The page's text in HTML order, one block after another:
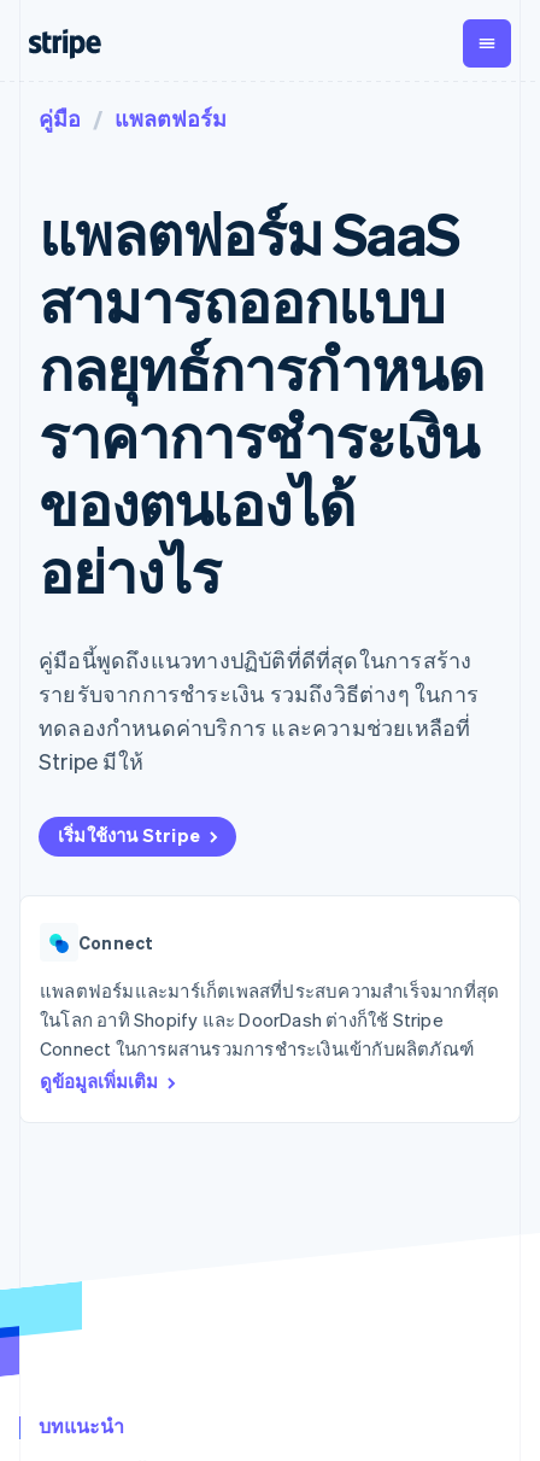
การชำระเงิน
ออนไลน์
Payment links
การชำระเงิน
แบบไม่ต้อง
UI การชำระ
เงินสำเร็จรูป
Elements
องค์ประกอบ UI
ที่ยืดหยุ่น
เงิน
เข้าถึงได้
มากกว่า 125
รายการ
Authorization
Boost
ชำระเงิน
Link
การชำระเงินที่
รวดเร็วขึ้น
รายรับ
รายรับตาม
แบบแผนล่วง
หน้า
Metronome
การเรียกเก็บ
เงินตามการ
ตามรอบบิล
การจัดการ
การชำระเงิน
ตามรอบบิล
Invoicing
ครั้งเดียวหรือ
ตามแบบแผน
ล่วงหน้า
Tax
คิดภาษีการ
อัตโนมัติ
Revenue
อัตโนมัติ
สำหรับการ
ทำบัญชี
Stripe
Sigma
รายงานที่
การซิงค์
ข้อมูล
Global
Payouts
เบิกจ่าย
ให้กับ
สาม
เพิ่มเติม
Product roadmap
ดูสิ่งที่กำลังจะมาถึง
Radar
การป้องกันการฉ้อโกง
Atlas
การก่อตั้งบริษัทสตาร์ทอัพ
ตามขั้น
ตามกรณีใช้งาน
การค้าแบบใช้เอเจนต์
อีคอมเมิร์ซ
บริการทางการเงินที่ผสาน
การทำงานอัตโนมัติด้าน
การเงิน
การชำระเงินในแอป
มาร์เก็ตเพลส
การจัดการเงิน
แพลตฟอร์ม
SaaS
ตามอุตสาหกรรม
บริษัท AI
และสันทนาการ
ประกันภัย
สื่อและความบันเทิง
บริการเฉพาะทาง
ระบบนิเวศ
พาร์ทเนอร์
เอกสารประกอบ
ไลบรารีและ SDK
Stripe Apps
คู่มือ
รับการชำระเงินออนไลน์
ติดตั้งใช้งานการชำระเงิน
สำเร็จรูป
สร้างแพลตฟอร์มหรือ
จัดการการชำระเงินตาม
รอบบิล
เสนอการเรียกเก็บเงินตาม
การใช้งาน
ออกบัตรที่มีสเตเบิลคอยน์
รองรับอยู่
บริการด้วยเอเจนต์
แหล่งข้อมูล
แอป
ตัวอย่างโค้ด
บล็อกของนักพัฒนา
เรียนรู้
การสนับสนุน
รับการสนับสนุน
แพ็กเกจการสนับสนุนที่ได้
บริการเฉพาะทาง
บริษัท
แผนงานผลิตภัณฑ์
การประชุมประจำปีแบบ
ห้องข่าว
Stripe Press
ติดต่อฝ่ายขาย
สมัครเป็นพาร์ทเนอร์
คู่มือ แพลตฟอร์ม
แพลตฟอร์ม SaaS
สามารถออกแบบ
กลยุทธ์การกำหนด
ราคาการชำระเงิน
ของตนเองได้
อย่างไร
คู่มือนี้พูดถึงแนวทางปฏิบัติที่ดีที่สุดในการสร้าง
รายรับจากการชำระเงิน รวมถึงวิธีต่างๆ ในการ
ทดลองกำหนดค่าบริการ และความช่วยเหลือที่
Stripe มีให้
เริ่มใช้งาน Stripe
Connect
แพลตฟอร์มและมาร์เก็ตเพลสที่ประสบความสำเร็จมากที่สุด
ในโลก อาทิ Shopify และ DoorDash ต่างก็ใช้ Stripe
Connect ในการผสานรวมการชำระเงินเข้ากับผลิตภัณฑ์
ดูข้อมูลเพิ่มเติม
บทแนะนำ